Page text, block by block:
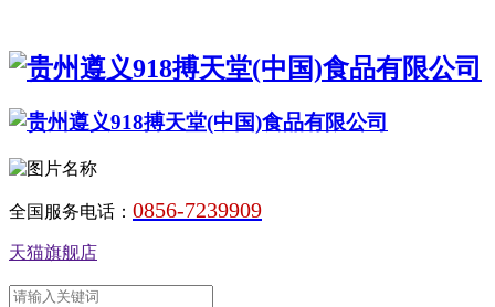
全国服务电话： 0856-7239909
天猫旗舰店